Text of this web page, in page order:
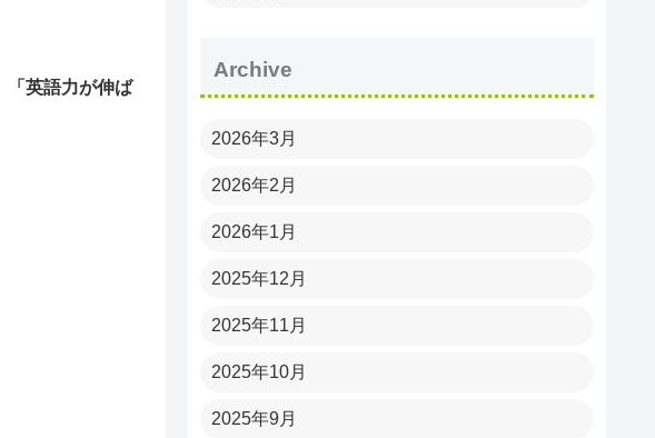
「英語力が伸ば
Archive
2026年3月
2026年2月
2026年1月
2025年12月
2025年11月
2025年10月
2025年9月